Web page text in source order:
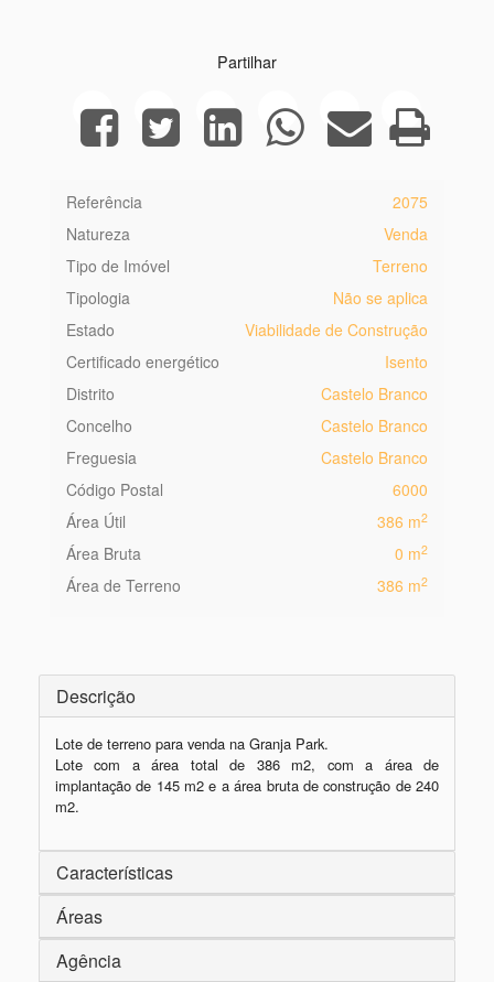
Partilhar
Referência
2075
Natureza
Venda
Tipo de Imóvel
Terreno
Tipologia
Não se aplica
Estado
Viabilidade de Construção
Certificado energético
Isento
Distrito
Castelo Branco
Concelho
Castelo Branco
Freguesia
Castelo Branco
Código Postal
6000
Área Útil
386 m2
Área Bruta 0 m2
Área de Terreno 386 m2
Descrição
Lote de terreno para venda na Granja Park.
Lote com a área total de 386 m2, com a área de
implantação de 145 m2 e a área bruta de construção de 240
Características
Áreas
Agência